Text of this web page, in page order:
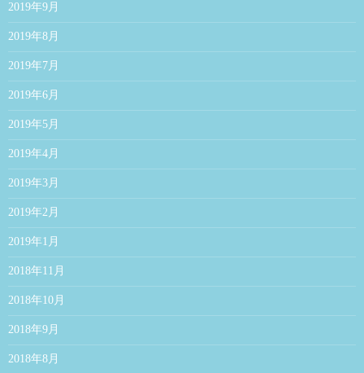
2019年9月
2019年8月
2019年7月
2019年6月
2019年5月
2019年4月
2019年3月
2019年2月
2019年1月
2018年11月
2018年10月
2018年9月
2018年8月